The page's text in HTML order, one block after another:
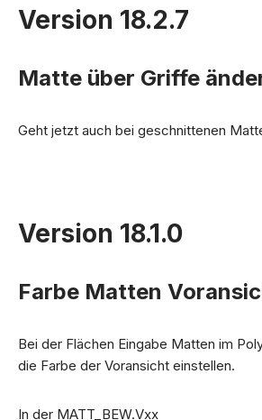
Version 18.2.7
Matte über Griffe
Geht jetzt auch bei geschnittenen
Version 18.1.0
Farbe Matten
Bei der Flächen Eingabe Matten im
die Farbe der Voransicht einstellen.
In der MATT_BEW.Vxx